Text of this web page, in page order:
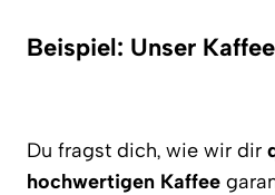
Beispiel: Unser
Du fragst dich, wie wir dir
hochwertigen Kaffee